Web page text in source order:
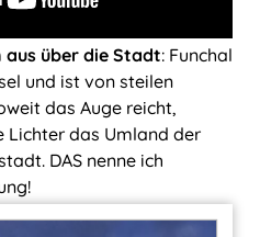
aus über die Stadt: Funchal
und ist von steilen
das Auge reicht,
Lichter das Umland der
DAS nenne ich